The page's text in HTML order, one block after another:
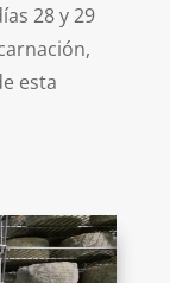
28 y 29
esta